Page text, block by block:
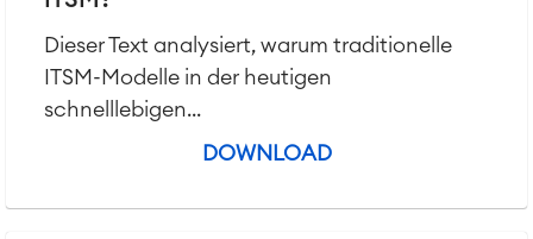
Dieser Text analysiert, warum traditionelle
ITSM-Modelle in der heutigen
schnelllebigen...
DOWNLOAD